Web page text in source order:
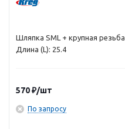
Шляпка SML + крупная резьба
Длина (L): 25.4
570₽/шт
По запросу